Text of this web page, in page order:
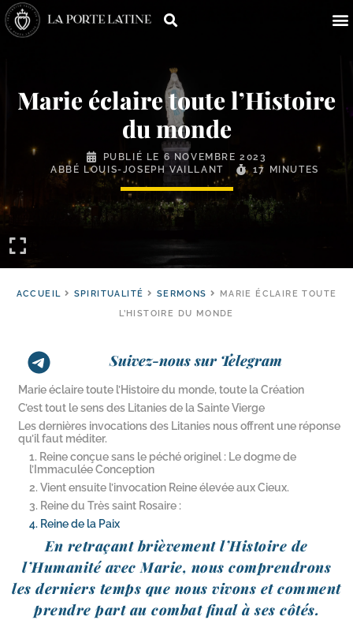
Marie éclaire toute l’Histoire
du monde
PUBLIÉ LE 6 NOVEMBRE 2023
ABBÉ LOUIS-JOSEPH VAILLANT
17 MINUTES
ACCUEIL SPIRITUALITÉ SERMONS
MARIE ÉCLAIRE TOUTE
L’HISTOIRE DU MONDE
Suivez-nous sur Telegram
Marie éclaire toute l’Histoire du monde, toute la Création
C’est tout le sens des Litanies de la Sainte Vierge
Les dernières invocations des Litanies nous offrent une réponse
qu’il faut méditer.
1. Reine conçue sans le péché originel : Le dogme de
l’Immaculée Conception
2. Vient ensuite l’invocation Reine élevée aux Cieux.
3. Reine du Très saint Rosaire :
4. Reine de la Paix
En retra­çant briè­ve­ment l’Histoire de
l’Humanité avec Marie, nous com­pren­drons
les der­niers temps que nous vivons et com­ment
prendre part au com­bat final à ses côtés.